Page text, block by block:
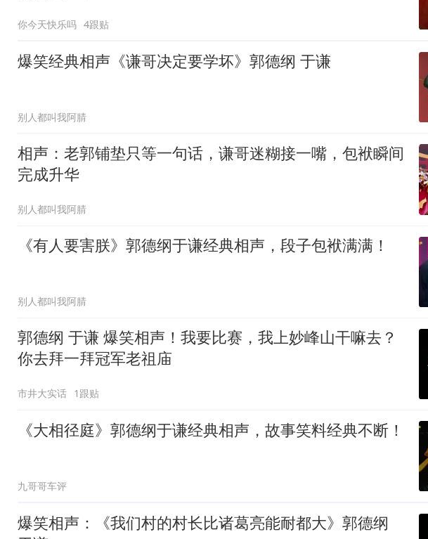
你今天快乐吗 4跟贴
爆笑经典相声《谦哥决定要学坏》郭德纲 于谦
别人都叫我阿腈
相声：老郭铺垫只等一句话，谦哥迷糊接一嘴，包袱瞬间
完成升华
别人都叫我阿腈
《有人要害朕》郭德纲于谦经典相声，段子包袱满满！
别人都叫我阿腈
郭德纲 于谦 爆笑相声！我要比赛，我上妙峰山干嘛去？
你去拜一拜冠军老祖庙
市井大实话 1跟贴
《大相径庭》郭德纲于谦经典相声，故事笑料经典不断！
九哥哥车评
爆笑相声：《我们村的村长比诸葛亮能耐都大》郭德纲